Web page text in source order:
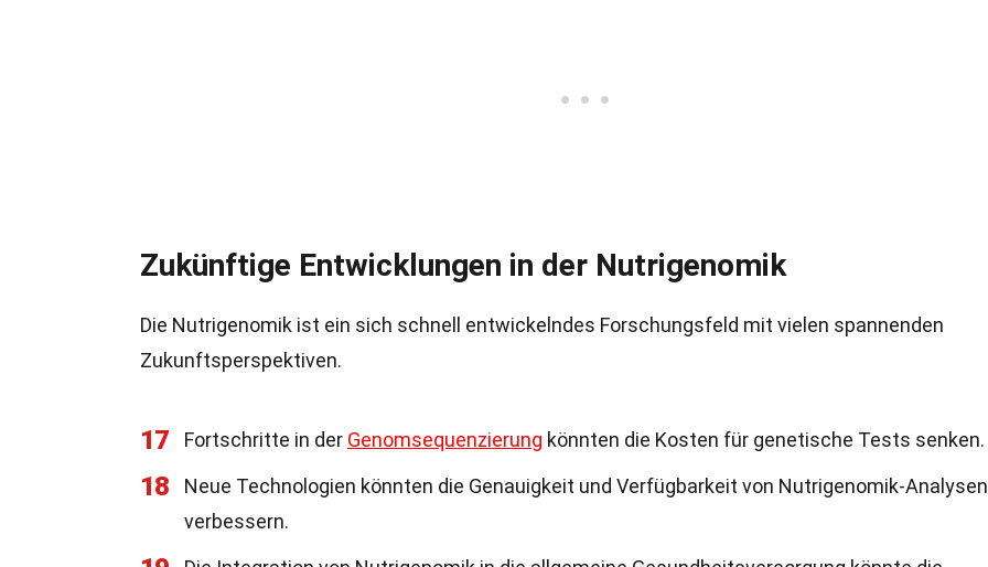
Zukünftige Entwicklungen in der Nutrigenomik
Die Nutrigenomik ist ein sich schnell entwickelndes Forschungsfeld mit vielen spannenden
Zukunftsperspektiven.
17 Fortschritte in der Genomsequenzierung könnten die Kosten für genetische Tests senken.
18
Neue Technologien könnten die Genauigkeit und Verfügbarkeit von Nutrigenomik-Analysen
verbessern.